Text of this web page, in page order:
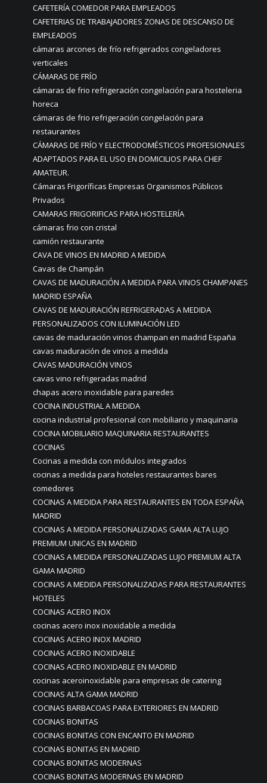
CAFETERÍA COMEDOR PARA EMPLEADOS
CAFETERIAS DE TRABAJADORES ZONAS DE DESCANSO DE
EMPLEADOS
cámaras arcones de frío refrigerados congeladores
verticales
CÁMARAS DE FRÍO
cámaras de frio refrigeración congelación para hosteleria
horeca
cámaras de frio refrigeración congelación para
restaurantes
CÁMARAS DE FRÍO Y ELECTRODOMÉSTICOS PROFESIONALES
ADAPTADOS PARA EL USO EN DOMICILIOS PARA CHEF
AMATEUR.
Cámaras Frigoríficas Empresas Organismos Públicos
Privados
CAMARAS FRIGORIFICAS PARA HOSTELERÍA
cámaras frio con cristal
camión restaurante
CAVA DE VINOS EN MADRID A MEDIDA
Cavas de Champán
CAVAS DE MADURACIÓN A MEDIDA PARA VINOS CHAMPANES
MADRID ESPAÑA
CAVAS DE MADURACIÓN REFRIGERADAS A MEDIDA
PERSONALIZADOS CON ILUMINACIÓN LED
cavas de maduración vinos champan en madrid España
cavas maduración de vinos a medida
CAVAS MADURACIÓN VINOS
cavas vino refrigeradas madrid
chapas acero inoxidable para paredes
COCINA INDUSTRIAL A MEDIDA
cocina industrial profesional con mobiliario y maquinaria
COCINA MOBILIARIO MAQUINARIA RESTAURANTES
COCINAS
Cocinas a medida con módulos integrados
cocinas a medida para hoteles restaurantes bares
comedores
COCINAS A MEDIDA PARA RESTAURANTES EN TODA ESPAÑA
MADRID
COCINAS A MEDIDA PERSONALIZADAS GAMA ALTA LUJO
PREMIUM UNICAS EN MADRID
COCINAS A MEDIDA PERSONALIZADAS LUJO PREMIUM ALTA
GAMA MADRID
COCINAS A MEDIDA PERSONALIZADAS PARA RESTAURANTES
HOTELES
COCINAS ACERO INOX
cocinas acero inox inoxidable a medida
COCINAS ACERO INOX MADRID
COCINAS ACERO INOXIDABLE
COCINAS ACERO INOXIDABLE EN MADRID
cocinas aceroinoxidable para empresas de catering
COCINAS ALTA GAMA MADRID
COCINAS BARBACOAS PARA EXTERIORES EN MADRID
COCINAS BONITAS
COCINAS BONITAS CON ENCANTO EN MADRID
COCINAS BONITAS EN MADRID
COCINAS BONITAS MODERNAS
COCINAS BONITAS MODERNAS EN MADRID